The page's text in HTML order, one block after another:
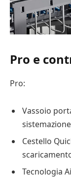
Pro e
Pro:
Vassoio
Cestello
Tecnologia